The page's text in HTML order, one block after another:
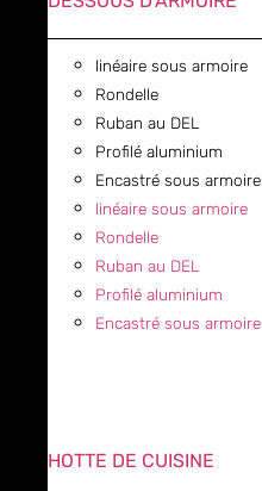
linéaire sous armoire
Rondelle
Ruban au DEL
Profilé aluminium
Encastré sous armoire
linéaire sous armoire
Rondelle
Ruban au DEL
Profilé aluminium
Encastré sous armoire
HOTTE DE CUISINE